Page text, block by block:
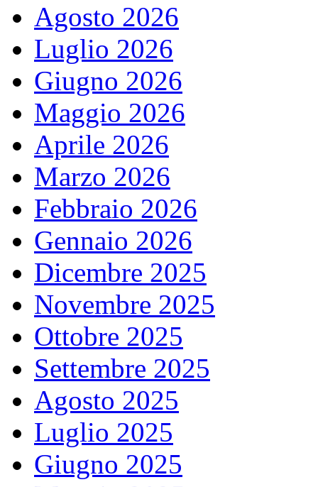
Agosto 2026
Luglio 2026
Giugno 2026
Maggio 2026
Aprile 2026
Marzo 2026
Febbraio 2026
Gennaio 2026
Dicembre 2025
Novembre 2025
Ottobre 2025
Settembre 2025
Agosto 2025
Luglio 2025
Giugno 2025